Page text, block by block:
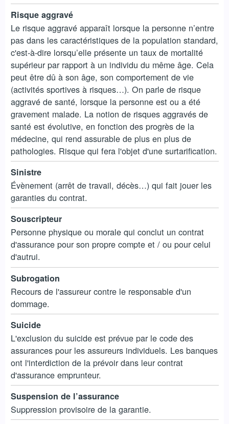
Risque aggravé
Le risque aggravé apparaît lorsque la personne n’entre
pas dans les caractéristiques de la population standard,
c'est-à-dire lorsqu’elle présente un taux de mortalité
supérieur par rapport à un individu du même âge. Cela
peut être dû à son âge, son comportement de vie
(activités sportives à risques…). On parle de risque
aggravé de santé, lorsque la personne est ou a été
gravement malade. La notion de risques aggravés de
santé est évolutive, en fonction des progrès de la
médecine, qui rend assurable de plus en plus de
pathologies. Risque qui fera l'objet d'une surtarification.
Sinistre
Évènement (arrêt de travail, décès…) qui fait jouer les
garanties du contrat.
Souscripteur
Personne physique ou morale qui conclut un contrat
d'assurance pour son propre compte et / ou pour celui
d'autrui.
Subrogation
Recours de l'assureur contre le responsable d'un
dommage.
Suicide
L'exclusion du suicide est prévue par le code des
assurances pour les assureurs individuels. Les banques
ont l'interdiction de la prévoir dans leur contrat
d'assurance emprunteur.
Suspension de l’assurance
Suppression provisoire de la garantie.